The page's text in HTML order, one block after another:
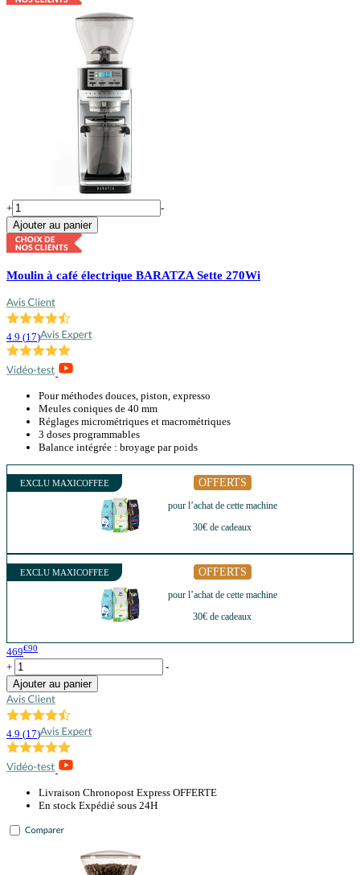
+
-
Ajouter au panier
Moulin à café électrique BARATZA Sette 270Wi
4.9 (17)
Pour méthodes douces, piston, expresso
Meules coniques de 40 mm
Réglages micrométriques et macrométriques
3 doses programmables
Balance intégrée : broyage par poids
EXCLU MAXICOFFEE OFFERTS
pour l’achat de cette machine
30€ de cadeaux
EXCLU MAXICOFFEE OFFERTS
pour l’achat de cette machine
30€ de cadeaux
469€90
+
-
Ajouter au panier
4.9 (17)
Livraison Chronopost Express OFFERTE
En stock Expédié sous 24H